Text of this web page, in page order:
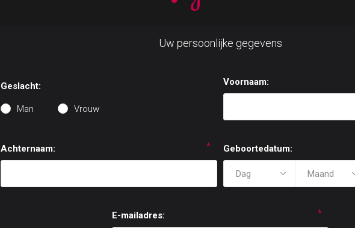
Uw persoonlijke gegevens
Geslacht:
Man Vrouw
Voornaam:
Achternaam: * Geboortedatum:
E-mailadres: *